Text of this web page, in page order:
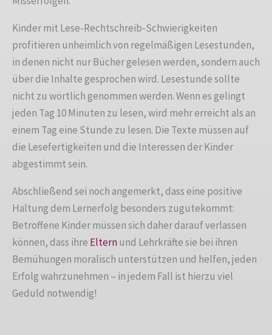
Kinder mit Lese-Rechtschreib-Schwierigkeiten
profitieren unheimlich von regelmäßigen Lesestunden,
in denen nicht nur Bücher gelesen werden, sondern auch
über die Inhalte gesprochen wird. Lesestunde sollte
nicht zu wörtlich genommen werden. Wenn es gelingt
jeden Tag 10 Minuten zu lesen, wird mehr erreicht als an
einem Tag eine Stunde zu lesen. Die Texte müssen auf
die Lesefertigkeiten und die Interessen der Kinder
abgestimmt sein.
Abschließend sei noch angemerkt, dass eine positive
Haltung dem Lernerfolg besonders zugutekommt:
Betroffene Kinder müssen sich daher darauf verlassen
können, dass ihre Elternund Lehrkräfte sie bei ihren
Bemühungen moralisch unterstützen und helfen, jeden
Erfolg wahrzunehmen – in jedem Fall ist hierzu viel
Geduld notwendig!